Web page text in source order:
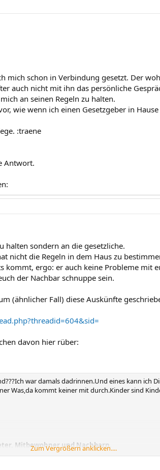
mich schon in Verbindung gesetzt. Der
auch nicht mit ihn das persönliche
an seinen Regeln zu halten.
wie wenn ich einen Gesetzgeber in
:traene
Antwort.
halten sondern an die gesetzliche.
nicht die Regeln in dem Haus zu
kommt, ergo: er auch keine Probleme mit
der Nachbar schnuppe sein.
(ähnlicher Fall) diese Auskünfte
davon hier rüber:
war damals dadrinnen.Und eines kann ich
Was,da kommt keiner mit durch.Kinder sind
Mitbewohner und Nachbarn.
Zum Vergrößern anklicken....